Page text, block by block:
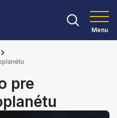
Menu
pre